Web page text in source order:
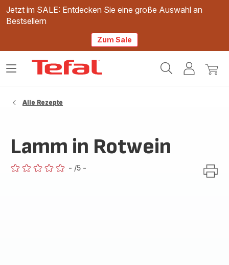
Jetzt im SALE: Entdecken Sie eine große Auswahl an
Bestsellern
Zum Sale
Mein
Mein
Das
Alle Rezepte
Lamm in Rotwein
- /5 -